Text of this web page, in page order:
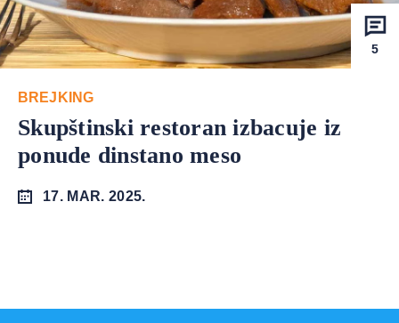
5
BREJKING
Skupštinski restoran izbacuje iz
ponude dinstano meso
17. MAR. 2025.